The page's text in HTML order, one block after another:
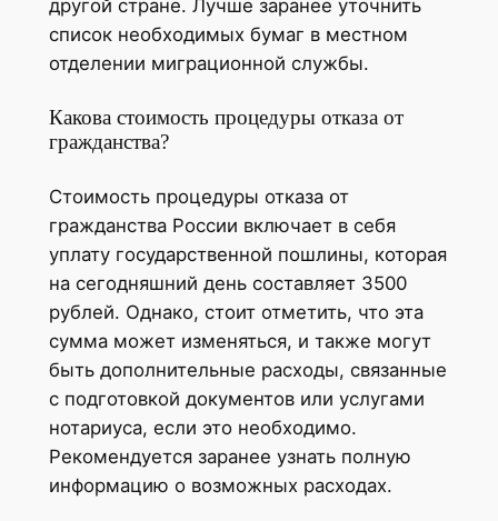
другой стране. Лучше заранее уточнить
список необходимых бумаг в местном
отделении миграционной службы.
Какова стоимость процедуры отказа от
гражданства?
Стоимость процедуры отказа от
гражданства России включает в себя
уплату государственной пошлины, которая
на сегодняшний день составляет 3500
рублей. Однако, стоит отметить, что эта
сумма может изменяться, и также могут
быть дополнительные расходы, связанные
с подготовкой документов или услугами
нотариуса, если это необходимо.
Рекомендуется заранее узнать полную
информацию о возможных расходах.